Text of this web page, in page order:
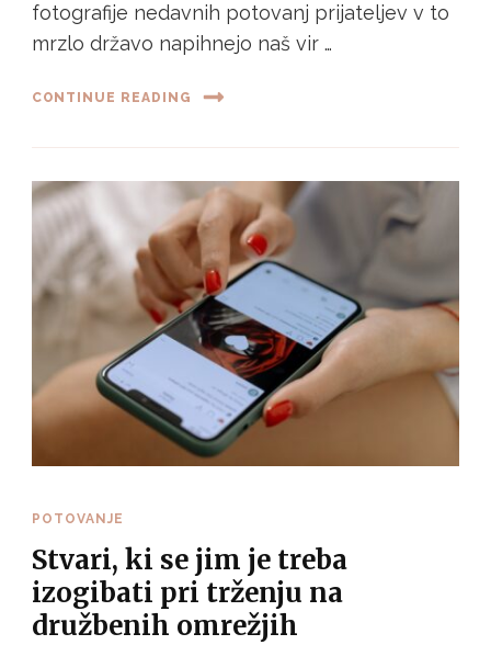
fotografije nedavnih potovanj prijateljev v to
mrzlo državo napihnejo naš vir …
CONTINUE READING
POTOVANJE
Stvari, ki se jim je treba
izogibati pri trženju na
družbenih omrežjih